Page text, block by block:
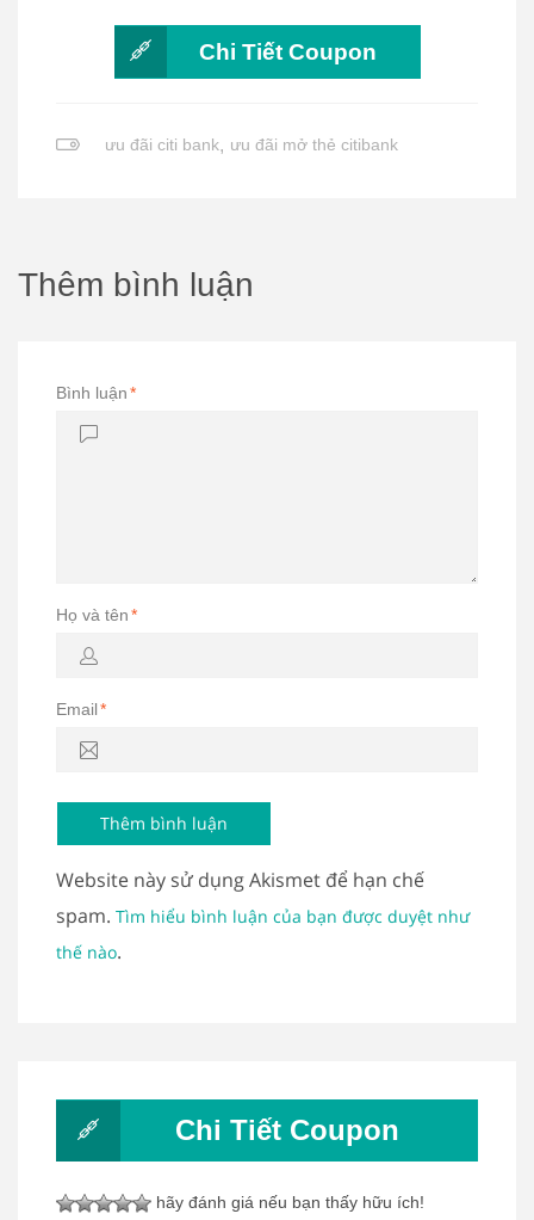
Chi Tiết Coupon
ưu đãi citi bank, ưu đãi mở thẻ citibank
Thêm bình luận
Bình luận*
Họ và tên*
Email*
Website này sử dụng Akismet để hạn chế
spam. Tìm hiểu bình luận của bạn được duyệt như
thế nào.
Chi Tiết Coupon
hãy đánh giá nếu bạn thấy hữu ích!